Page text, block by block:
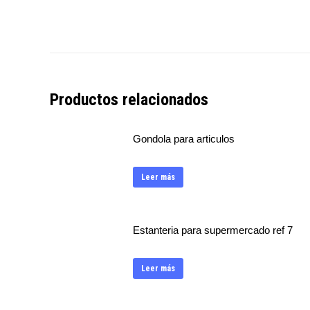
Productos relacionados
Gondola para articulos
Leer más
Estanteria para supermercado ref 7
Leer más